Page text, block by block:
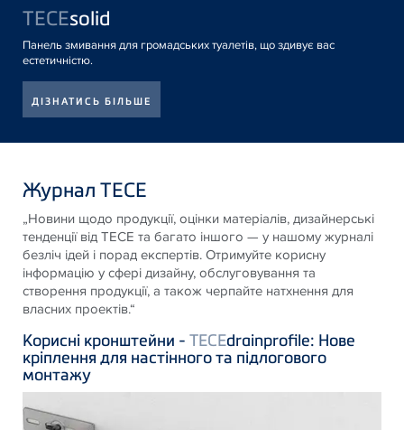
TECEsolid
Панель змивання для громадських туалетів, що здивує вас
естетичністю.
ДІЗНАТИСЬ БІЛЬШЕ
Журнал TECE
„Новини щодо продукції, оцінки матеріалів, дизайнерські
тенденції відTECE та багато іншого — у нашому журналі
безліч ідей і порад експертів. Отримуйте корисну
інформацію у сфері дизайну, обслуговування та
створення продукції, а також черпайте натхнення для
власних проектів.“
Корисні кронштейни - TECEdrainprofile: Нове
кріплення для настінного та підлогового
монтажу